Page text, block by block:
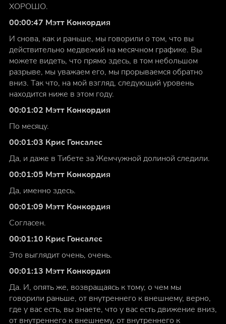
ХОРОШО.
00:00:47 Мэтт Конкордия
И снова, как и раньше, мы говорили о том, что вы
действительно медвежий на месячном графике. Вы
можете видеть, что прямо здесь, в том небольшом
разрыве, мы уважаем его, мы прорываемся обратно
вниз. Так что, на мой взгляд, следующий уровень
находится ниже в этом году.
00:01:02 Мэтт Конкордия
По месяцу.
00:01:03 Крис Гонсалес
Да, и даже в Тибете за Жемчужной долиной следили.
00:01:05 Мэтт Конкордия
Да, именно здесь.
00:01:09 Мэтт Конкордия
Согласен.
00:01:10 Крис Гонсалес
Это выглядит очень, очень.
00:01:13 Мэтт Конкордия
Да. И, опять же, возвращаясь к тому, о чем мы
говорили раньше, от внутреннего к внешнему, верно,
где у вас есть, вы знаете, что у вас есть движение вниз,
от внутреннего к внешнему, от внутреннего к